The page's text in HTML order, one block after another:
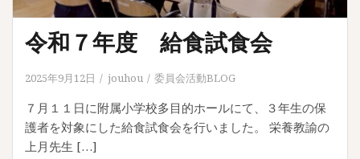
令和７年度 給食試食会
2025年9月12日 jouhou 委員会活動BLOG
７月１１日に附属小学校多目的ホールにて、３年生の保
護者を対象にした給食試食会を行いました。 栄養教諭の
上月先生 […]